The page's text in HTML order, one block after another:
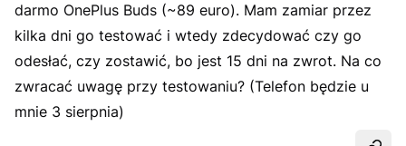
darmo OnePlus Buds (~89 euro). Mam zamiar przez
kilka dni go testować i wtedy zdecydować czy go
odesłać, czy zostawić, bo jest 15 dni na zwrot. Na co
zwracać uwagę przy testowaniu? (Telefon będzie u
mnie 3 sierpnia)